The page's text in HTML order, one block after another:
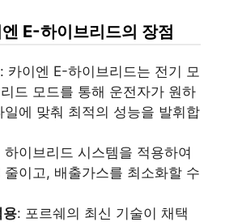
E-하이브리드의 장점
: 카이엔 E-하이브리드는 전기 모
드 모드를 통해 운전자가 원하
일에 맞춰 최적의 성능을 발휘합
하이브리드 시스템을 적용하여
줄이고, 배출가스를 최소화할 수
용: 포르쉐의 최신 기술이 채택